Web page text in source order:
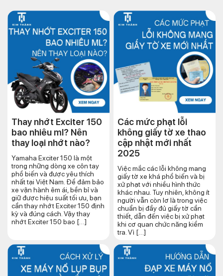
Thay nhớt Exciter 150
bao nhiêu ml? Nên
thay loại nhớt nào?
Yamaha Exciter 150 là một
trong những dòng xe côn tay
phổ biến và được yêu thích
nhất tại Việt Nam. Để đảm bảo
xe vận hành êm ái, bền bỉ và
giữ được hiệu suất tối ưu, bạn
cần thay nhớt Exciter 150 định
kỳ và đúng cách. Vậy thay
nhớt Exciter 150 bao […]
Các mức phạt lỗi
không giấy tờ xe thao
cập nhật mới nhất
2025
Việc mắc các lỗi không mang
giấy tờ xe khá phổ biến và bị
xử phạt với nhiều hình thức
khác nhau. Tuy nhiên, không ít
người vẫn còn lơ là trong việc
chuẩn bị đầy đủ giấy tờ cần
thiết, dẫn đến việc bị xử phạt
khi cơ quan chức năng kiểm
tra. Vì […]